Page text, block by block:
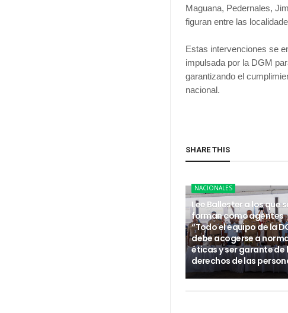
Maguana, Pedernales,
figuran entre las
Estas intervenciones se
impulsada por la DGM
garantizando el
nacional.
SHARE THIS
NACIONALES
Lee Ballester a los que
forman como agentes
“Todo el equipo de la
debe acogerse a
éticas y ser garante de
derechos de las